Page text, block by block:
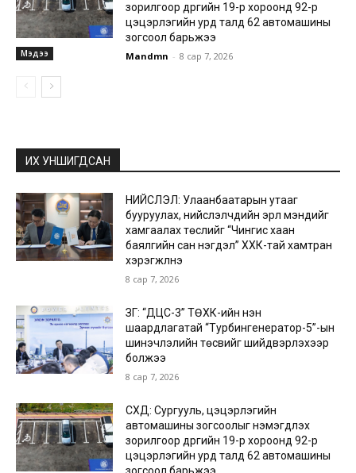
Мэдээ
зорилгоор дүүргийн 19-р хороонд 92-р
цэцэрлэгийн урд талд 62 автомашины
зогсоол барьжээ
Mandmn - 8 сар 7, 2026
ИХ УНШИГДСАН
НИЙСЛЭЛ: Улаанбаатарын утааг
бууруулах, нийслэлчүүдийн эрүүл мэндийг
хамгаалах төслийг “Чингис хаан
баялгийн сан нэгдэл” ХХК-тай хамтран
хэрэгжүүлнэ
8 сар 7, 2026
ЗГ: “ДЦС-3” ТӨХК-ийн нэн
шаардлагатай “Турбингенератор-5”-ын
шинэчлэлийн төсвийг шийдвэрлэхээр
болжээ
8 сар 7, 2026
СХД: Сургууль, цэцэрлэгийн
автомашины зогсоолыг нэмэгдүүлэх
зорилгоор дүүргийн 19-р хороонд 92-р
цэцэрлэгийн урд талд 62 автомашины